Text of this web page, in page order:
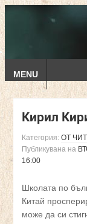
MENU
Кирил
Категория: ОТ
Публикувана на
16:00
Школата по
Китай
може да си